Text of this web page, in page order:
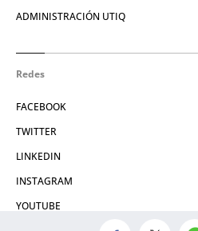
ADMINISTRACIÓN UTIQ
Redes
FACEBOOK
TWITTER
LINKEDIN
INSTAGRAM
YOUTUBE